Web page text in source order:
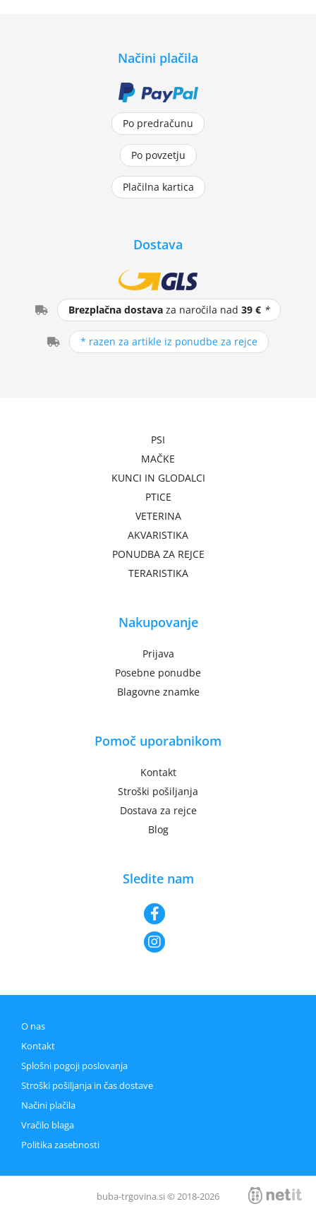
Načini plačila
Po predračunu
Po povzetju
Plačilna kartica
Dostava
Brezplačna dostava za naročila nad39 € *
* razen za artikle iz ponudbe za rejce
PSI
MAČKE
KUNCI IN GLODALCI
PTICE
VETERINA
AKVARISTIKA
PONUDBA ZA REJCE
TERARISTIKA
Nakupovanje
Prijava
Posebne ponudbe
Blagovne znamke
Pomoč uporabnikom
Kontakt
Stroški pošiljanja
Dostava za rejce
Blog
Sledite nam
O nas
Kontakt
Splošni pogoji poslovanja
Stroški pošiljanja in čas dostave
Načini plačila
Vračilo blaga
Politika zasebnosti
buba-trgovina.si © 2018-2026